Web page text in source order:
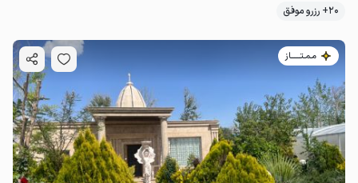
20+ رزرو موفق
مـمـتــــــاز